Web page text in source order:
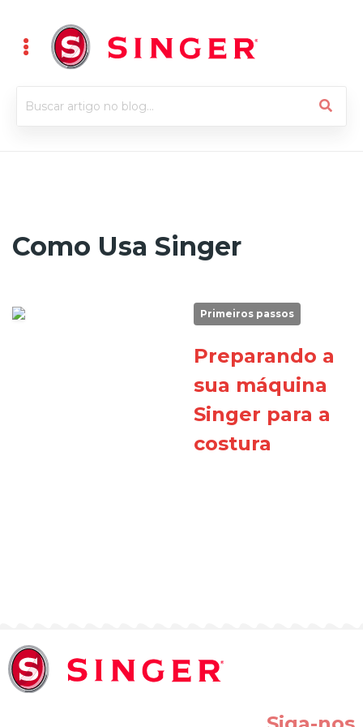
Como Usa Singer
Primeiros passos
Preparando a
sua máquina
Singer para a
costura